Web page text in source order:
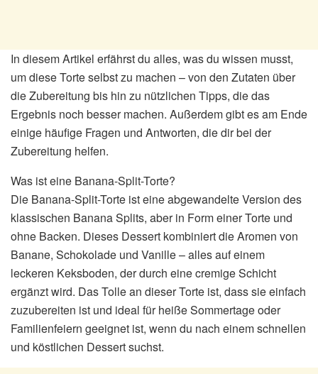
In diesem Artikel erfährst du alles, was du wissen musst,
um diese Torte selbst zu machen – von den Zutaten über
die Zubereitung bis hin zu nützlichen Tipps, die das
Ergebnis noch besser machen. Außerdem gibt es am Ende
einige häufige Fragen und Antworten, die dir bei der
Zubereitung helfen.
Was ist eine Banana-Split-Torte?
Die Banana-Split-Torte ist eine abgewandelte Version des
klassischen Banana Splits, aber in Form einer Torte und
ohne Backen. Dieses Dessert kombiniert die Aromen von
Banane, Schokolade und Vanille – alles auf einem
leckeren Keksboden, der durch eine cremige Schicht
ergänzt wird. Das Tolle an dieser Torte ist, dass sie einfach
zuzubereiten ist und ideal für heiße Sommertage oder
Familienfeiern geeignet ist, wenn du nach einem schnellen
und köstlichen Dessert suchst.